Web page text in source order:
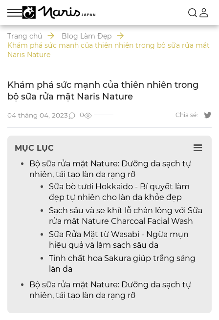
Trang chủ
Blog Làm Đẹp
Khám phá sức mạnh của thiên nhiên trong bộ sữa rửa mặt
Naris Nature
Khám phá sức mạnh của thiên nhiên trong
bộ sữa rửa mặt Naris Nature
04 tháng 04, 2023 0 Chia sẻ:
MỤC LỤC
Bộ sữa rửa mặt Nature: Dưỡng da sạch tự
nhiên, tái tạo làn da rạng rỡ
Sữa bò tươi Hokkaido - Bí quyết làm
đẹp tự nhiên cho làn da khỏe đẹp
Sạch sâu và se khít lỗ chân lông với Sữa
rửa mặt Nature Charcoal Facial Wash
Sữa Rửa Mặt từ Wasabi - Ngừa mụn
hiệu quả và làm sạch sâu da
Tinh chất hoa Sakura giúp trắng sáng
làn da
Bộ sữa rửa mặt Nature: Dưỡng da sạch tự
nhiên, tái tạo làn da rạng rỡ